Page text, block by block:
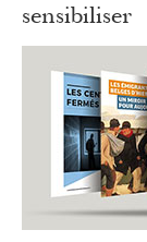
sensibiliser